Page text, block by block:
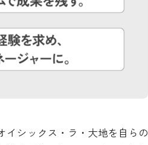
イシックス・ラ・大地を自らの